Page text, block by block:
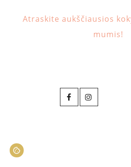
Atraskite aukščiausios
mumis!